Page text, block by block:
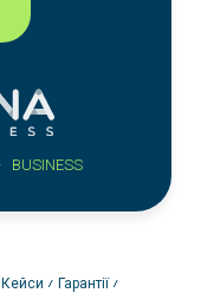
BUSINESS
Кейси Гарантії